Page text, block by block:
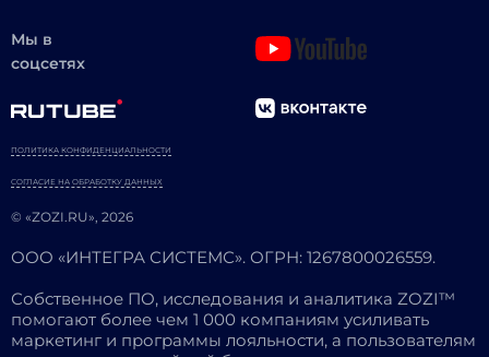
Мы в
соцсетях
© «ZOZI.RU», 2026
ПОЛИТИКА КОНФИДЕНЦИАЛЬНОСТИ
СОГЛАСИЕ НА ОБРАБОТКУ ДАННЫХ
ООО «ИНТЕГРА СИСТЕМС». ОГРН: 1267800026559.
Собственное ПО, исследования и аналитика ZOZI™
помогают более чем 1 000 компаниям усиливать
маркетинг и программы лояльности, а пользователям